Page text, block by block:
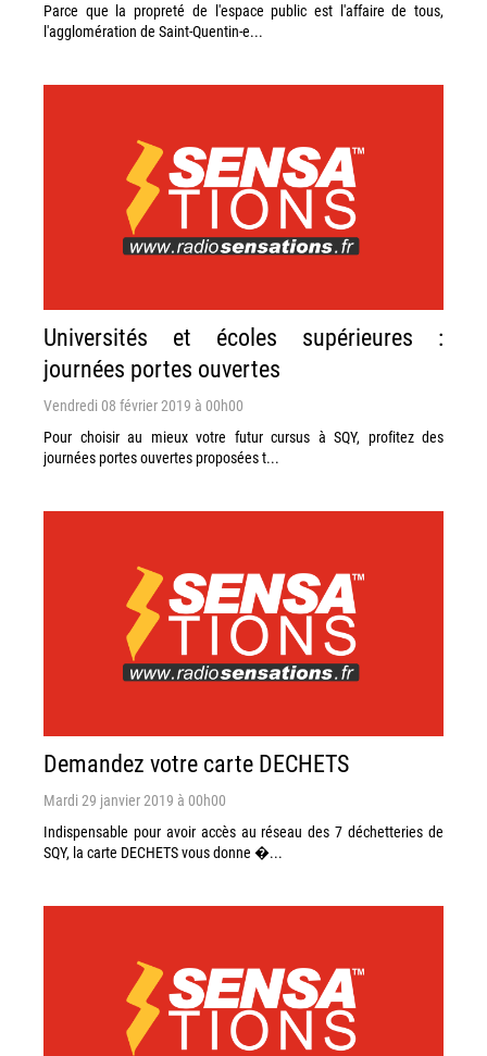
Parce que la propreté de l'espace public est l'affaire de tous,
l'agglomération de Saint-Quentin-e...
Universités et écoles supérieures :
journées portes ouvertes
Vendredi 08 février 2019 à 00h00
Pour choisir au mieux votre futur cursus à SQY, profitez des
journées portes ouvertes proposées t...
Demandez votre carte DECHETS
Mardi 29 janvier 2019 à 00h00
Indispensable pour avoir accès au réseau des 7 déchetteries de
SQY, la carte DECHETS vous donne �...